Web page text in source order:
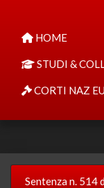
HOME
STUDI &
CORTI NAZ
Sentenza n. 514